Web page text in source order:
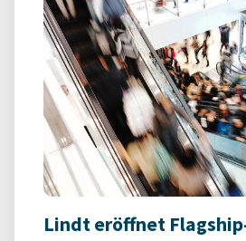
Lindt eröffnet